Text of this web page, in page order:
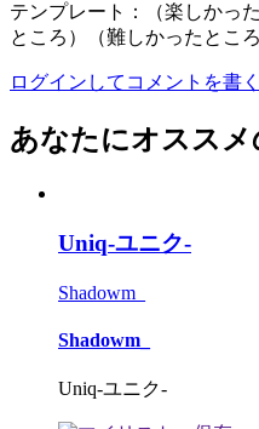
テンプレート：（楽しかっ
ところ）（難しかったとこ
ログインしてコメントを書く
あなたにオススメ
Uniq-ユニク-
Shadowm_
Shadowm_
Uniq-ユニク-